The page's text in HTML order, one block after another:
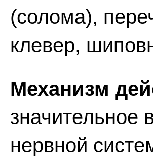
(солома),
клевер,
Механизм
значительное
нервной